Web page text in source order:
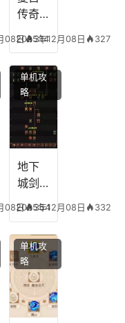
08日 314
传奇
平民
搭配
阵
容，
复古
传奇
英雄
版哪
个组
合平
2025年12月08日 327
08日 354
地下
城剑
能加
点
图，
地下
城剑
神用
什么
2025年12月08日 332
单机攻
略
单机攻
略